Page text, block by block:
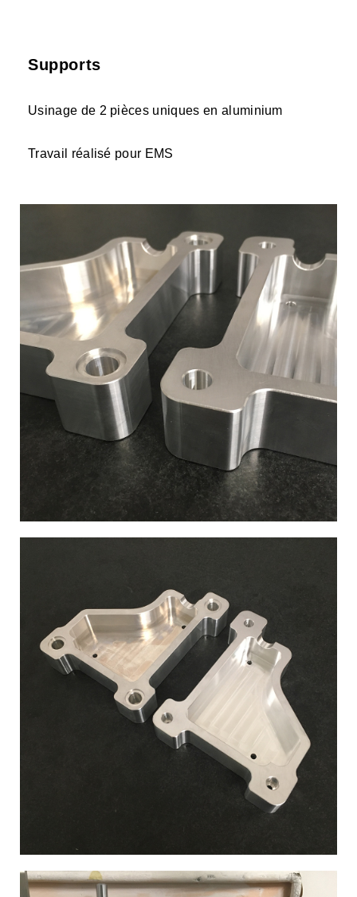
Supports
Usinage de 2 pièces uniques en aluminium
Travail réalisé pour EMS